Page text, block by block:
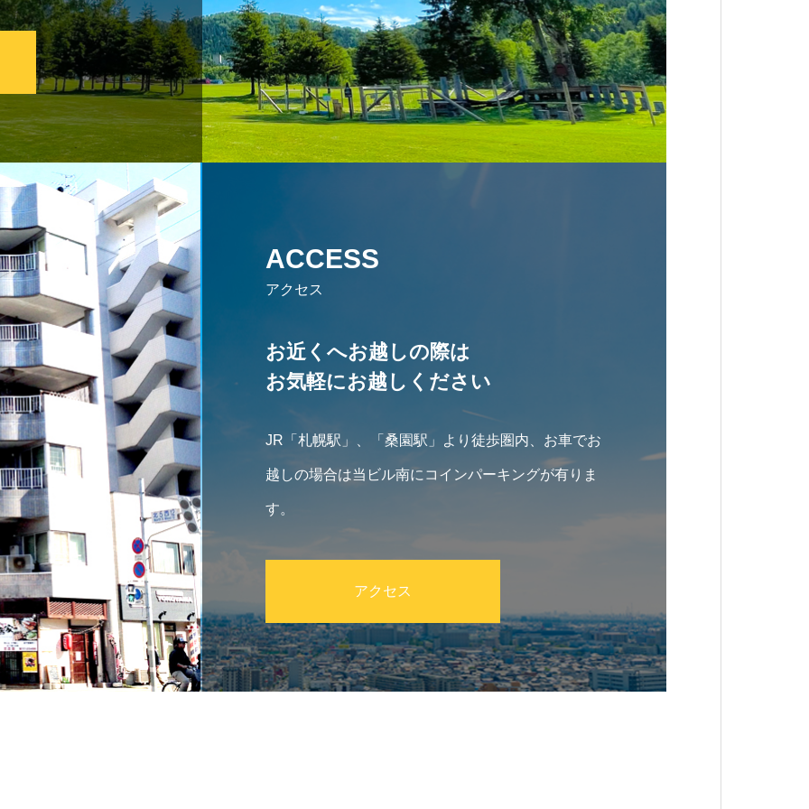
ACCESS
アクセス
お近くへお越しの際は
お気軽にお越しください
JR「札幌駅」、「桑園駅」より徒歩圏内、お車でお
越しの場合は当ビル南にコインパーキングが有りま
す。
アクセス